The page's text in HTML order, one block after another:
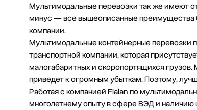
Мультимодальные перевозки так же имеют
минус — все вышеописанные преимущества
компании.
Мультимодальные контейнерные перевозки
транспортной компании, которая
малогабаритных искоропортящихся грузов.
приведет к огромным убыткам. Поэтому,
Работая с компаниейFialan по
многолетнему опыту в сфере ВЭД и наличию